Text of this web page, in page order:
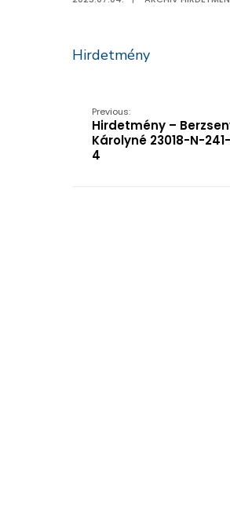
Hirdetmény
Previous:
Hirdetmény –
Károlyné 23018-N-
4